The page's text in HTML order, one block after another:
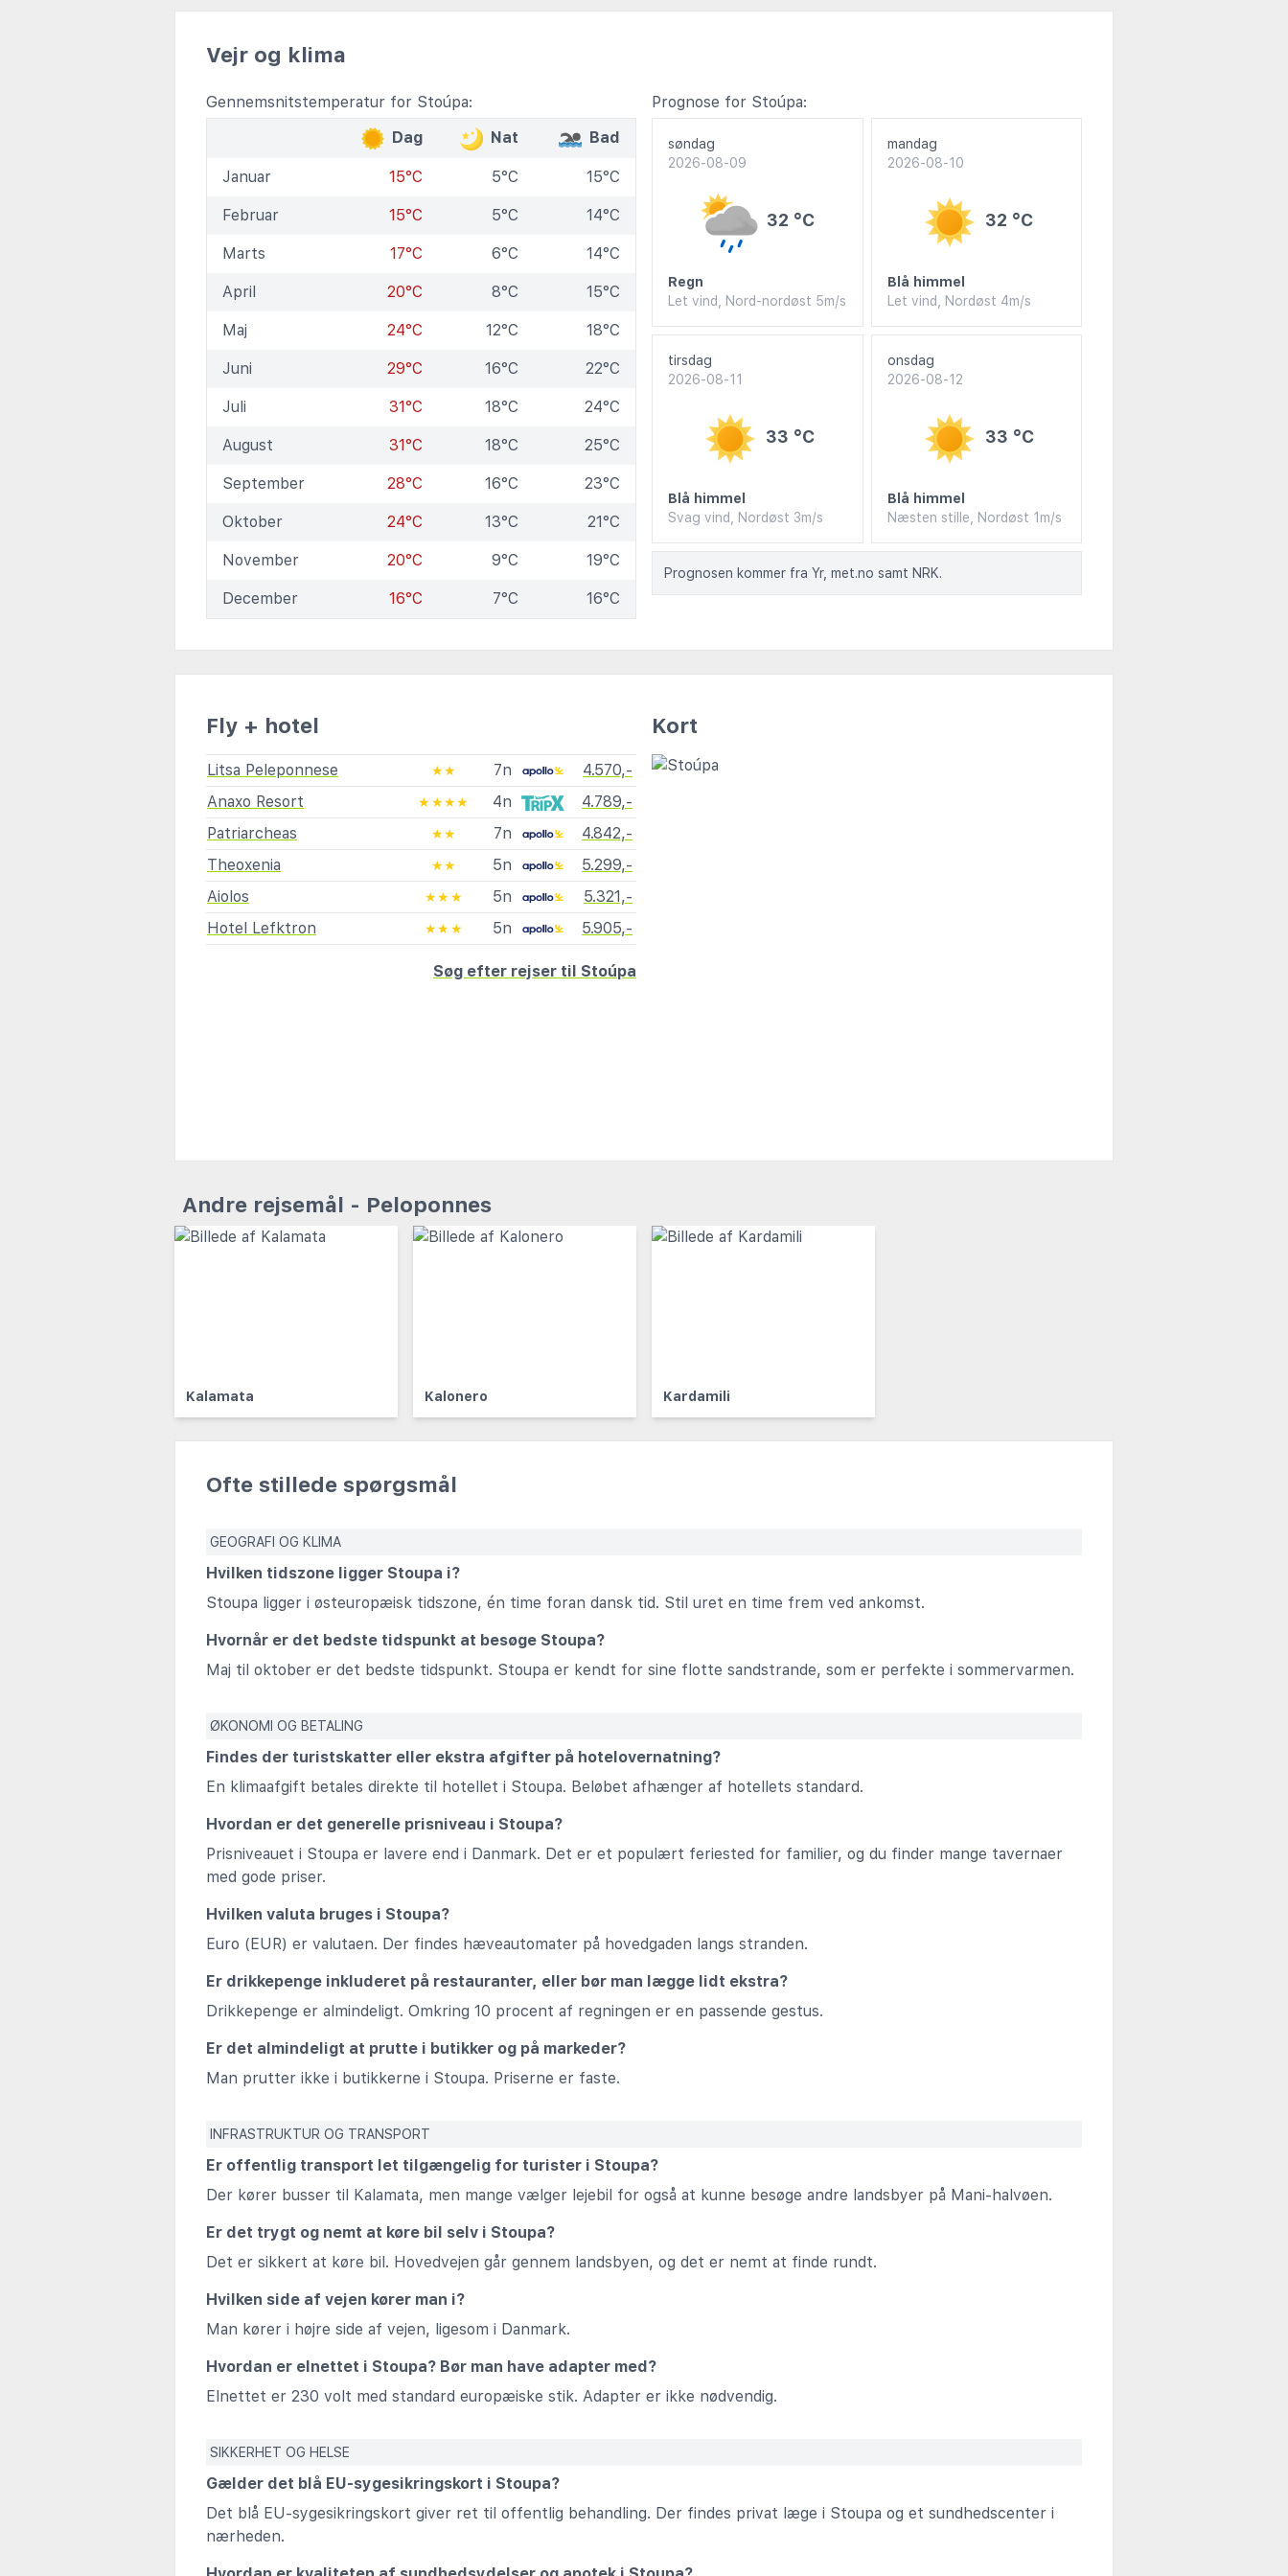
Vejr og klima
Gennemsnitstemperatur for Stoúpa:
Dag
Nat Bad
Januar 15°C 5°C 15°C
Februar 15°C 5°C 14°C
Marts 17°C 6°C 14°C
April 20°C 8°C 15°C
Maj 24°C 12°C 18°C
Juni 29°C 16°C 22°C
Juli 31°C 18°C 24°C
August 31°C 18°C 25°C
September 28°C 16°C 23°C
Oktober 24°C 13°C 21°C
November 20°C 9°C 19°C
December 16°C 7°C 16°C
Prognose for Stoúpa:
søndag
2026-08-09
32 °C
Regn
Let vind, Nord-nordøst 5m/s
mandag
2026-08-10
32 °C
Blå himmel
Let vind, Nordøst 4m/s
tirsdag
2026-08-11
33 °C
Blå himmel
Svag vind, Nordøst 3m/s
onsdag
2026-08-12
33 °C
Blå himmel
Næsten stille, Nordøst 1m/s
Prognosen kommer fra Yr, met.no samt NRK.
Fly + hotel
Litsa Peleponnese ★★ 7n
4.570,-
Anaxo Resort
★★★★ 4n
4.789,-
Patriarcheas
★★ 7n
4.842,-
Theoxenia
★★ 5n
5.299,-
Aiolos
★★★ 5n
5.321,-
Hotel Lefktron
★★★ 5n 5.905,-
Søg efter rejser til Stoúpa
Kort
Andre rejsemål - Peloponnes
Kalamata Kalonero Kardamili
Ofte stillede spørgsmål
GEOGRAFI OG KLIMA
Hvilken tidszone ligger Stoupa i?
Stoupa ligger i østeuropæisk tidszone, én time foran dansk tid. Stil uret en time frem ved ankomst.
Hvornår er det bedste tidspunkt at besøge Stoupa?
Maj til oktober er det bedste tidspunkt. Stoupa er kendt for sine flotte sandstrande, som er perfekte i sommervarmen.
ØKONOMI OG BETALING
Findes der turistskatter eller ekstra afgifter på hotelovernatning?
En klimaafgift betales direkte til hotellet i Stoupa. Beløbet afhænger af hotellets standard.
Hvordan er det generelle prisniveau i Stoupa?
Prisniveauet i Stoupa er lavere end i Danmark. Det er et populært feriested for familier, og du finder mange tavernaer
med gode priser.
Hvilken valuta bruges i Stoupa?
Euro (EUR) er valutaen. Der findes hæveautomater på hovedgaden langs stranden.
Er drikkepenge inkluderet på restauranter, eller bør man lægge lidt ekstra?
Drikkepenge er almindeligt. Omkring 10 procent af regningen er en passende gestus.
Er det almindeligt at prutte i butikker og på markeder?
Man prutter ikke i butikkerne i Stoupa. Priserne er faste.
INFRASTRUKTUR OG TRANSPORT
Er offentlig transport let tilgængelig for turister i Stoupa?
Der kører busser til Kalamata, men mange vælger lejebil for også at kunne besøge andre landsbyer på Mani-halvøen.
Er det trygt og nemt at køre bil selv i Stoupa?
Det er sikkert at køre bil. Hovedvejen går gennem landsbyen, og det er nemt at finde rundt.
Hvilken side af vejen kører man i?
Man kører i højre side af vejen, ligesom i Danmark.
Hvordan er elnettet i Stoupa? Bør man have adapter med?
Elnettet er 230 volt med standard europæiske stik. Adapter er ikke nødvendig.
SIKKERHET OG HELSE
Gælder det blå EU-sygesikringskort i Stoupa?
Det blå EU-sygesikringskort giver ret til offentlig behandling. Der findes privat læge i Stoupa og et sundhedscenter i
nærheden.